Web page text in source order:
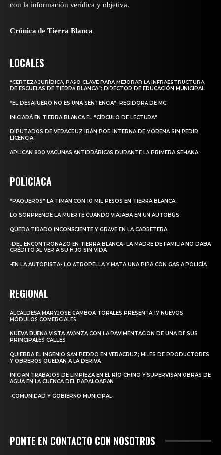
con la información verídica y objetiva.
Crónica de Tierra Blanca
LOCALES
“CERTEZA JURÍDICA, PASO CLAVE PARA MEJORAR LA INFRAESTRUCTURA
DE ESCUELAS DE TIERRA BLANCA”: DIRECTOR DE EDUCACIÓN MUNICIPAL
“EL DESAFUERO NO ES UNA SENTENCIA”: REGIDORA DE MC
INICIARÁ EN TIERRA BLANCA EL “CÍRCULO DE LECTURA”
DIPUTADOS DE VERACRUZ IRÁN POR INTERNA DE MORENA SIN PEDIR
LICENCIA
APLICAN 800 VACUNAS ANTIRRÁBICAS DURANTE LA PRIMERA SEMANA
POLICIACA
“PAQUEROS” LA TIMAN CON 10 MIL PESOS EN TIERRA BLANCA
LO SORPRENDE LA MUERTE CUANDO VIAJABA EN UN AUTOBÚS
QUEDA TIRADO INCONSCIENTE Y GRAVE EN LA CARRETERA
-DEL ENCONTRONAZO EN TIERRA BLANCA- LA MADRE DE FAMILIA NO DABA
CRÉDITO AL VER A SU HIJO SIN VIDA
-EN LA AUTOPISTA- LO ATROPELLA Y MATA UNA PIPA CON GAS A POLICÍA
REGIONAL
ALCALDESA MARYJOSE GAMBOA TORALES PRESENTA 17 NUEVOS
MÓDULOS COMERCIALES
NUEVA BUENA VISTA AVANZA CON LA PAVIMENTACIÓN DE UNA DE SUS
PRINCIPALES CALLES
QUIEBRA EL INGENIO SAN PEDRO EN VERACRUZ; MILES DE PRODUCTORES
Y OBREROS QUEDAN A LA DERIVA
INICIAN TRABAJOS DE LIMPIEZA EN EL RÍO CHINO Y SUPERVISAN OBRAS DE
AGUA EN LA CUENCA DEL PAPALOAPAN
-COMUNIDAD Y GOBIERNO MUNICIPAL-
PONTE EN CONTACTO CON NOSOTROS